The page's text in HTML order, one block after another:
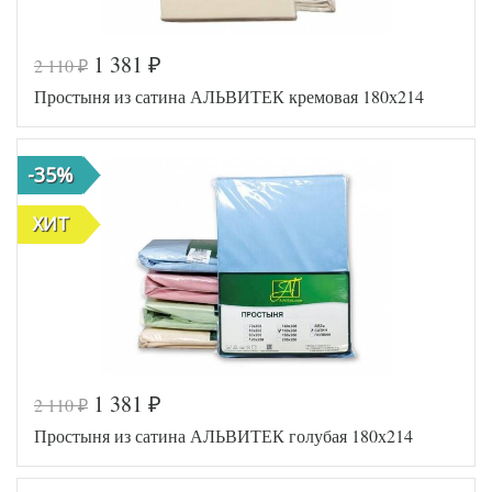
Код товара
516-793
Артикул
AL460704
Ткань
Сатин
Размер
простыни
Производитель
Код товара
546-609
Артикул
AL460704
Ткань
Сатин
2 110₽ 1 381 ₽
Простыня из сатина АЛЬВИТЕК кремовая 180х214
-35%
ХИТ
2 110₽ 1 381 ₽
Простыня из сатина АЛЬВИТЕК голубая 180х214